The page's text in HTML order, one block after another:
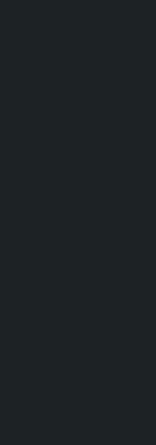
स्थापना,
कुनै भ्रम
, “यो
हो भन्न
स्थानीय
चुनावी